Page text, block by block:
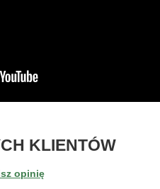
KLIENTÓWO
opinię